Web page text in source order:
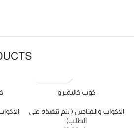
كوب كاليميرو
الاكواب والفناجين ( يتم تنفيذه على
الطلب)